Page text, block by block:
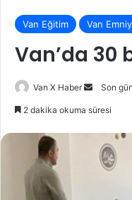
Van Eğitim Van
Van’da 30
Van X Haber
Bir
göndermek
Son
2 dakika okuma süresi